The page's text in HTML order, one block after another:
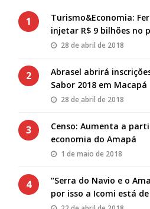
1
Turismo&Economia:
injetar R$ 9 bilhões no
28 de abril de 2018
2
Abrasel abrirá
Sabor 2018 em Macapá
28 de abril de 2018
3
Censo: Aumenta a
economia do Amapá
1 de maio de 2018
4
“Serra do Navio e o
por isso a Icomi está